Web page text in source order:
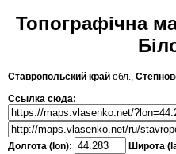
Топографічна
Ставропольский край обл.,
Ссылка сюда:
Долгота (lon): Широта